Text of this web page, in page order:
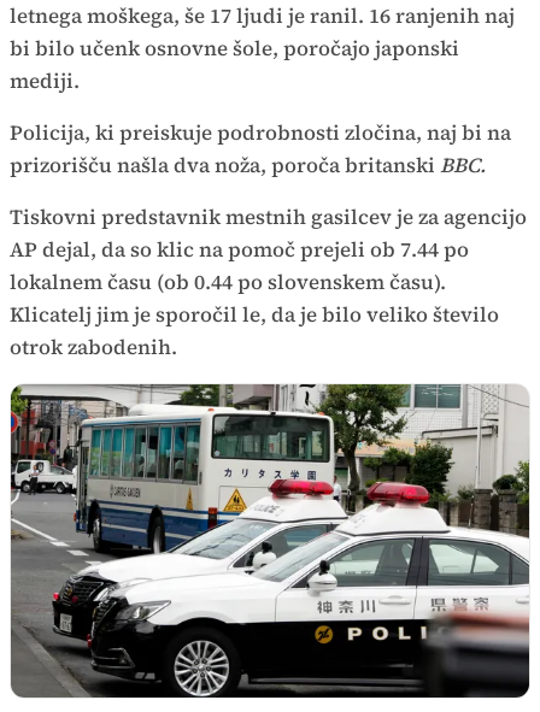
letnega moškega, še 17 ljudi je ranil. 16 ranjenih naj
bi bilo učenk osnovne šole, poročajo japonski
mediji.
Policija, ki preiskuje podrobnosti zločina, naj bi na
prizorišču našla dva noža, poroča britanski BBC.
Tiskovni predstavnik mestnih gasilcev je za agencijo
AP dejal, da so klic na pomoč prejeli ob 7.44 po
lokalnem času (ob 0.44 po slovenskem času).
Klicatelj jim je sporočil le, da je bilo veliko število
otrok zabodenih.